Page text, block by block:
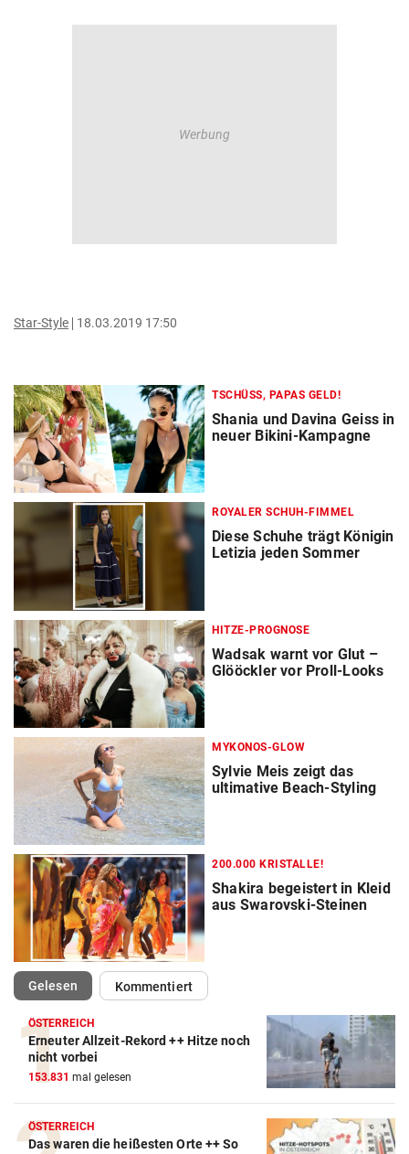
Star-Style 18.03.2019 17:50
TSCHÜSS, PAPAS GELD!
Shania und Davina Geiss in
neuer Bikini-Kampagne
ROYALER SCHUH-FIMMEL
Diese Schuhe trägt Königin
Letizia jeden Sommer
HITZE-PROGNOSE
Wadsak warnt vor Glut –
Glööckler vor Proll-Looks
MYKONOS-GLOW
Sylvie Meis zeigt das
ultimative Beach-Styling
200.000 KRISTALLE!
Shakira begeistert in Kleid
aus Swarovski-Steinen
Gelesen(ausgewählt)Kommentiert
ÖSTERREICH
Erneuter Allzeit-Rekord ++ Hitze noch
nicht vorbei
153.831 mal gelesen
ÖSTERREICH
Das waren die heißesten Orte ++ So